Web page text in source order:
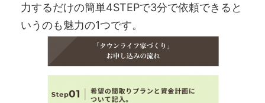
力するだけの簡単4STEPで3分で依頼できると
いうのも魅力の1つです。